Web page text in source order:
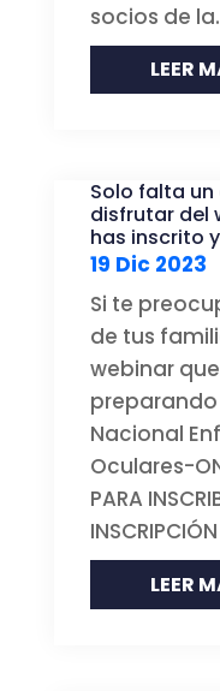
socios de
LEER
Solo falta
disfrutar del
has inscrito
19 Dic 2023
Si te
de tus
webinar
Nacional
Oculares-
PARA
INSCRIPCIÓN
LEER